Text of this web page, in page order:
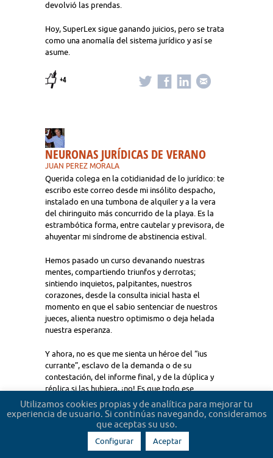
devolvió las prendas.
Hoy, SuperLex sigue ganando juicios, pero se trata
como una anomalía del sistema jurídico y así se
asume.
+4
NEURONAS JURÍDICAS DE VERANO
JUAN PEREZ MORALA
Querida colega en la cotidianidad de lo jurídico: te
escribo este correo desde mi insólito despacho,
instalado en una tumbona de alquiler y a la vera
del chiringuito más concurrido de la playa. Es la
estrambótica forma, entre cautelar y previsora, de
ahuyentar mi síndrome de abstinencia estival.
Hemos pasado un curso devanando nuestras
mentes, compartiendo triunfos y derrotas;
sintiendo inquietos, palpitantes, nuestros
corazones, desde la consulta inicial hasta el
momento en que el sabio sentenciar de nuestros
jueces, alienta nuestro optimismo o deja helada
nuestra esperanza.
Y ahora, no es que me sienta un héroe del “ius
currante”, esclavo de la demanda o de su
contestación, del informe final, y de la dúplica y
réplica si las hubiera, ¡no! Es que todo ese
cotidiano glosario de actos procesales ha hecho
caverna en mis neuronas de verano y no hay agua
Utilizamos cookies propias y de analítica para mejorar tu
experiencia de usuario. Si continúas navegando, consideramos
que aceptas su uso.
Configurar Aceptar